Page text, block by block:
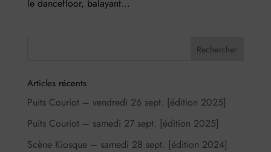
le dancefloor, balayant...
Articles récents
Puits Couriot – vendredi 26 sept. [édition 2025]
Puits Couriot – samedi 27 sept. [édition 2025]
Scène Kiosque – samedi 28 sept. [édition 2024]